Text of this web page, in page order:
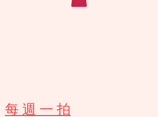
​每 週 一 拍